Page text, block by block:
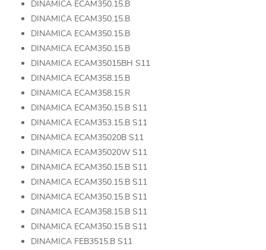
DINAMICA ECAM350.15.B
DINAMICA ECAM350.15.B
DINAMICA ECAM350.15.B
DINAMICA ECAM350.15.B
DINAMICA ECAM35015BH S11
DINAMICA ECAM358.15.B
DINAMICA ECAM358.15.R
DINAMICA ECAM350.15.B S11
DINAMICA ECAM353.15.B S11
DINAMICA ECAM35020B S11
DINAMICA ECAM35020W S11
DINAMICA ECAM350.15.B S11
DINAMICA ECAM350.15.B S11
DINAMICA ECAM350.15.B S11
DINAMICA ECAM358.15.B S11
DINAMICA ECAM350.15.B S11
DINAMICA FEB3515.B S11